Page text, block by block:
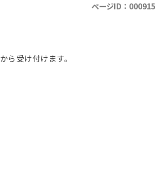
ページID：000915
から受け付けます。